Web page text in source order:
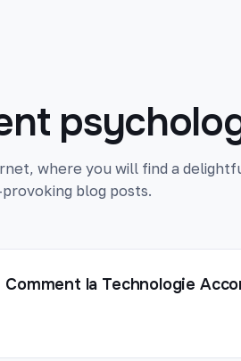
where you will find a
blog posts.
la Technologie